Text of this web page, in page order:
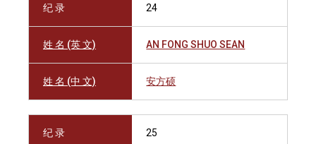
纪 录 24
姓 名 (英 文) AN FONG SHUO SEAN
姓 名 (中 文) 安方硕
纪 录 25